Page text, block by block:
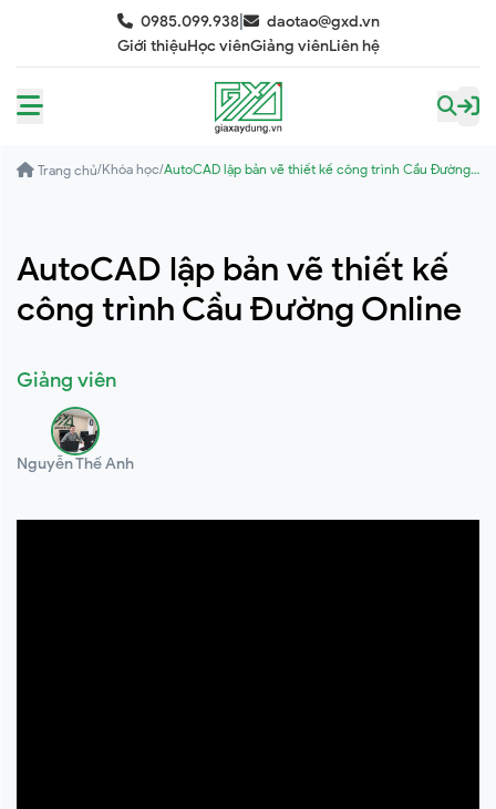
0985.099.938|
daotao@gxd.vn
Giới thiệuHọc viênGiảng viênLiên hệ
Trang chủ/Khóa học/AutoCAD lập bản vẽ thiết kế công trình Cầu Đường
AutoCAD lập bản vẽ thiết kế
công trình Cầu Đường Online
Giảng viên
Nguyễn Thế Anh